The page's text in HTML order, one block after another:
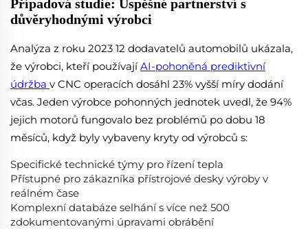
Případová studie: Úspěšné partnerství s
důvěryhodnými výrobci
Analýza z roku 2023 12 dodavatelů automobilů ukázala,
že výrobci, kteří používajíAI-pohoněná prediktivní
údržba v CNC operacích dosáhl 23% vyšší míry dodání
včas. Jeden výrobce pohonných jednotek uvedl, že 94%
jejich motorů fungovalo bez problémů po dobu 18
měsíců, když byly vybaveny kryty od výrobců s:
Specifické technické týmy pro řízení tepla
Přístupné pro zákazníka přístrojové desky výroby v
reálném čase
Komplexní databáze selhání s více než 500
zdokumentovanými úpravami obrábění